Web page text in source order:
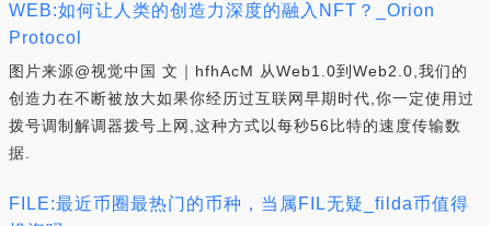
WEB:如何让人类的创造力深度的融入NFT？_Orion
Protocol
图片来源@视觉中国 文｜hfhAcM 从Web1.0到Web2.0,我们的
创造力在不断被放大如果你经历过互联网早期时代,你一定使用过
拨号调制解调器拨号上网,这种方式以每秒56比特的速度传输数
据.
FILE:最近币圈最热门的币种，当属FIL无疑_filda币值得